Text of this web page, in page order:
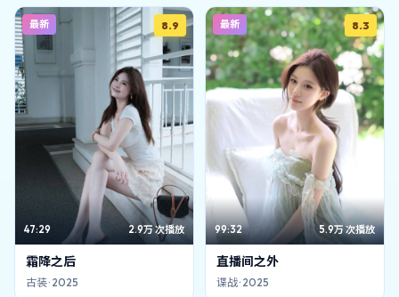
最新 8.9
47:29 2.9万次播放
霜降之后
古装· 2025
最新 8.3
99:32 5.9万次播放
直播间之外
谍战· 2025